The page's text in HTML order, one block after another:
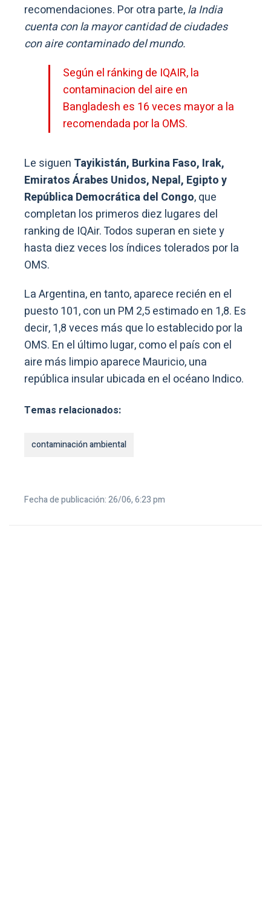
recomendaciones. Por otra parte,la India
cuenta con la mayor cantidad de ciudades
con aire contaminado del mundo.
Según el ránking de IQAIR, la
contaminacion del aire en
Bangladesh es 16 veces mayor a la
recomendada por la OMS.
Le siguen Tayikistán, Burkina Faso, Irak,
Emiratos Árabes Unidos, Nepal, Egipto y
República Democrática del Congo, que
completan los primeros diez lugares del
ranking de IQAir. Todos superan en siete y
hasta diez veces los índices tolerados por la
OMS.
La Argentina, en tanto, aparece recién en el
puesto 101, con un PM 2,5 estimado en 1,8. Es
decir, 1,8 veces más que lo establecido por la
OMS. En el último lugar, como el país con el
aire más limpio aparece Mauricio, una
república insular ubicada en el océano Indico.
Temas relacionados:
contaminación ambiental
Fecha de publicación: 26/06, 6:23 pm